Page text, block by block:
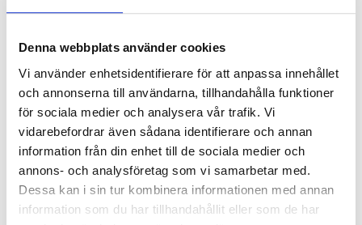
Denna webbplats använder cookies
Vi använder enhetsidentifierare för att anpassa innehållet
och annonserna till användarna, tillhandahålla funktioner
för sociala medier och analysera vår trafik. Vi
vidarebefordrar även sådana identifierare och annan
information från din enhet till de sociala medier och
annons- och analysföretag som vi samarbetar med.
Dessa kan i sin tur kombinera informationen med annan
information som du har tillhandahållit eller som de har
Med denna helhetslösning ingår allt som har med flytten
FÖRSÄKRINGAR I SAMBAND MED FLYTTEN
En annan sak du kan känna dig trygg över, när du anlitar
oss är att vi erbjuder försäkringar. Detta innebär att alla
dina möbler, inredning och annat flyttgods tas hand om
varsamt. Vi erbjuder flera typer av försäkringar, såsom